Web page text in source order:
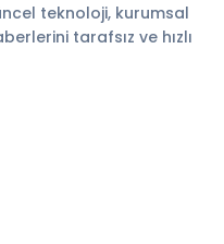
teknoloji, kurumsal
tarafsız ve hızlı